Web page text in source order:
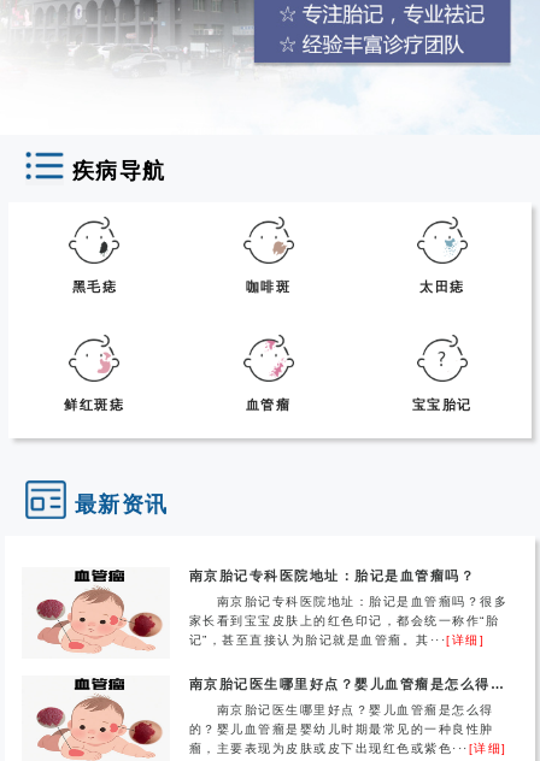
疾病导航
黑毛痣 咖啡斑 太田痣
鲜红斑痣 血管瘤 宝宝胎记
最新资讯
南京胎记专科医院地址：胎记是血管瘤吗？
南京胎记专科医院地址：胎记是血管瘤吗？很多
家长看到宝宝皮肤上的红色印记，都会统一称作“胎
记”，甚至直接认为胎记就是血管瘤。其···[详细]
南京胎记医生哪里好点？婴儿血管瘤是怎么得的？
南京胎记医生哪里好点？婴儿血管瘤是怎么得
的？婴儿血管瘤是婴幼儿时期最常见的一种良性肿
瘤，主要表现为皮肤或皮下出现红色或紫色···[详细]